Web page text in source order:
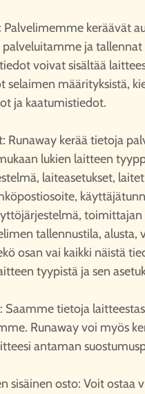
Palvelimemme keräävät
palveluitamme ja
voivat sisältää
selaimen määrityksistä,
ja kaatumistiedot.
Runaway kerää tietoja
lukien laitteen
laiteasetukset,
toimittajan
tallennustila, alusta,
osan vai kaikki näistä
tyypistä ja sen
Saamme tietoja
Runaway voi myös
antaman
sisäinen osto: Voit ostaa